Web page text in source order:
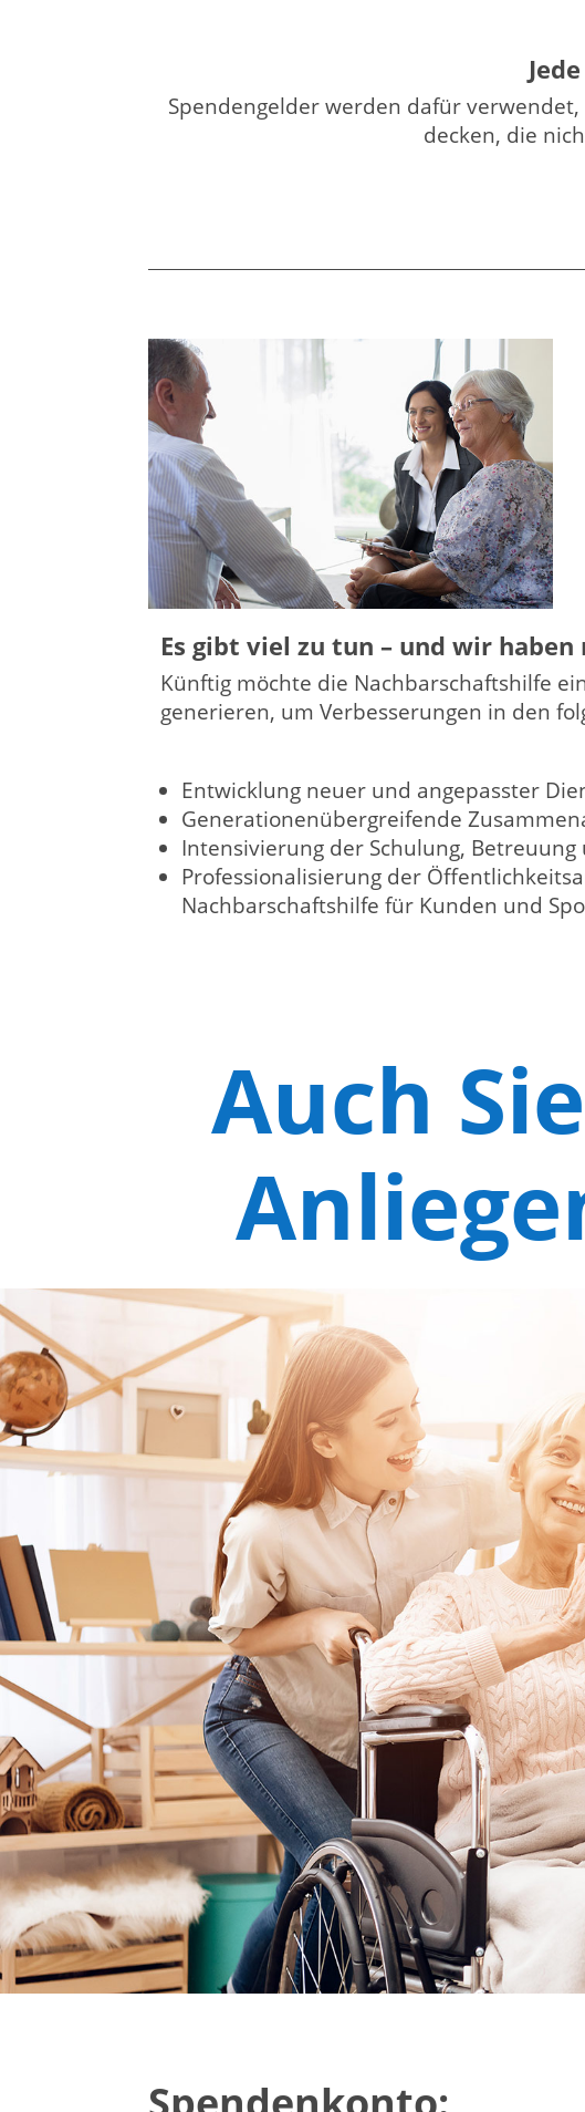
Spendengelder werden dafür
decken, die
Es gibt viel zu tun – und wir
Künftig möchte die Nachbarschaftshilfe
generieren, um Verbesserungen in den
Entwicklung neuer und angepasster
Generationenübergreifende
Intensivierung der Schulung,
Professionalisierung der
Nachbarschaftshilfe für Kunden und
Auch